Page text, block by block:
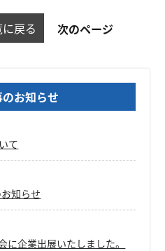
戻る 次のページ
お知らせ
て
知らせ
企業出展いたしました。